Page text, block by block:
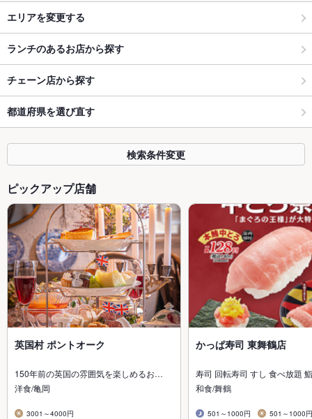
エリアを変更する
ランチのあるお店から探す
チェーン店から探す
都道府県を選び直す
検索条件変更
ピックアップ店舗
英国村 ポントオーク
150年前の英国の雰囲気を楽しめるお…
洋食/亀岡
3001～4000円
かっぱ寿司 東舞鶴店
寿司 回転寿司 すし 食べ放題
和食/舞鶴
501～1000円 501～1000円